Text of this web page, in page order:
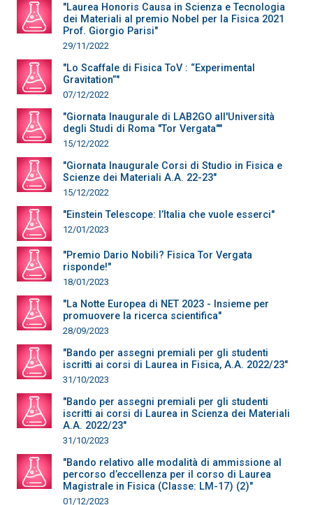
"Laurea Honoris Causa in Scienza e Tecnologia
dei Materiali al premio Nobel per la Fisica 2021
Prof. Giorgio Parisi"
29/11/2022
"Lo Scaffale di Fisica ToV : “Experimental
Gravitation”"
07/12/2022
"Giornata Inaugurale di LAB2GO all'Università
degli Studi di Roma "Tor Vergata""
15/12/2022
"Giornata Inaugurale Corsi di Studio in Fisica e
Scienze dei Materiali A.A. 22-23"
15/12/2022
"Einstein Telescope: l’Italia che vuole esserci"
12/01/2023
"Premio Dario Nobili? Fisica Tor Vergata
risponde!"
18/01/2023
"La Notte Europea di NET 2023 - Insieme per
promuovere la ricerca scientifica"
28/09/2023
"Bando per assegni premiali per gli studenti
iscritti ai corsi di Laurea in Fisica, A.A. 2022/23"
31/10/2023
"Bando per assegni premiali per gli studenti
iscritti ai corsi di Laurea in Scienza dei Materiali
A.A. 2022/23"
31/10/2023
"Bando relativo alle modalità di ammissione al
percorso d’eccellenza per il corso di Laurea
Magistrale in Fisica (Classe: LM-17) (2)"
01/12/2023